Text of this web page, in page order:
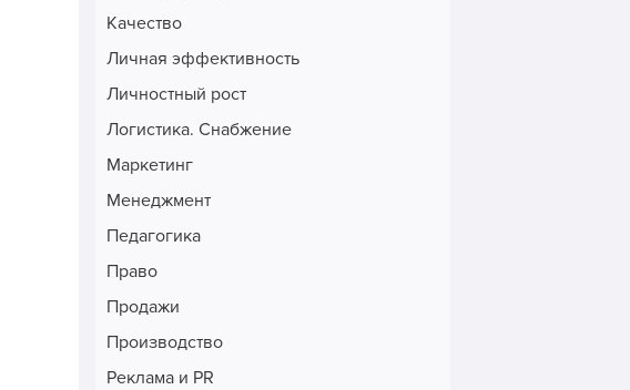
Качество
Личная эффективность
Личностный рост
Логистика. Снабжение
Маркетинг
Менеджмент
Педагогика
Право
Продажи
Производство
Реклама и PR